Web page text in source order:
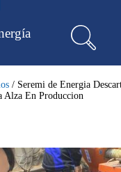
/ Seremi de Energia
Alza En Produccion